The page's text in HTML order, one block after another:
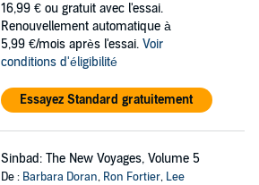
16,99 € ou gratuit avec l'essai.
Renouvellement automatique à
5,99 €/mois après l'essai. Voir
conditions d'éligibilité
Essayez Standard gratuitement
Sinbad: The New Voyages, Volume 5
De : Barbara Doran, Ron Fortier, Lee